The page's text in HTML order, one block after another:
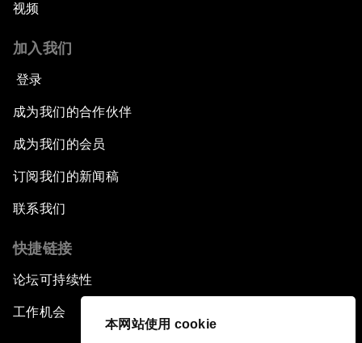
本网站使用 cookie
视频
加入我们
登录
成为我们的合作伙伴
成为我们的会员
订阅我们的新闻稿
联系我们
快捷链接
论坛可持续性
工作机会